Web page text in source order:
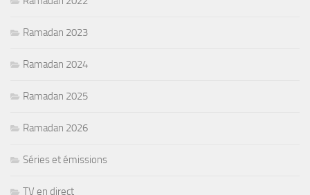
Ramadan 2023
Ramadan 2024
Ramadan 2025
Ramadan 2026
Séries et émissions
TV en direct